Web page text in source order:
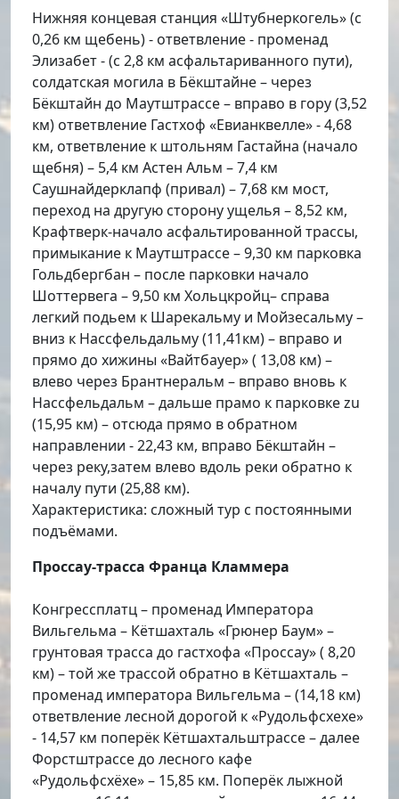
Нижняя концевая станция «Штубнеркогель» (с
0,26 км щебень) - ответвление - променад
Элизабет - (с 2,8 км асфальтариванного пути),
солдатская могила в Бёкштайне – через
Бёкштайн до Маутштрассе – вправо в гору (3,52
км) ответвление Гастхоф «Евианквелле» - 4,68
км, ответвление к штольням Гастайна (начало
щебня) – 5,4 км Астен Альм – 7,4 км
Саушнайдерклапф (привал) – 7,68 км мост,
переход на другую сторону ущелья – 8,52 км,
Крафтверк-начало асфальтированной трассы,
примыкание к Маутштрассе – 9,30 км парковка
Гольдбергбан – после парковки начало
Шоттервега – 9,50 км Хольцкройц– справа
легкий подьем к Шарекальму и Мойзесальму –
вниз к Нассфельдальму (11,41км) – вправо и
прямо до хижины «Вайтбауер» ( 13,08 км) –
влево через Брантнеральм – вправо вновь к
Нассфельдальм – дальше прамо к парковке zu
(15,95 км) – отсюда прямо в обратном
направлении - 22,43 км, вправо Бёкштайн –
через реку,затем влево вдоль реки обратно к
началу пути (25,88 км).
Характеристика: сложный тур с постоянными
подъёмами.
Проссау-трасса Франца Кламмера
Конгрессплатц – променад Императора
Вильгельма – Кётшахталь «Грюнер Баум» –
грунтовая трасса до гастхофа «Проссау» ( 8,20
км) – той же трассой обратно в Кётшахталь –
променад императора Вильгельма – (14,18 км)
ответвление лесной дорогой к «Рудольфсхехе»
- 14,57 км поперёк Кётшахтальштрассе – далее
Форстштрассе до лесного кафе
«Рудольфсхёхе» – 15,85 км. Поперёк лыжной